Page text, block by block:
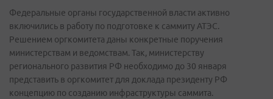
Федеральные органы государственной власти активно
включились в работу по подготовке к саммиту АТЭС.
Решением оргкомитета даны конкретные поручения
министерствам и ведомствам. Так, министерству
регионального развития РФ необходимо до 30 января
представить в оргкомитет для доклада президенту РФ
концепцию по созданию инфраструктуры саммита.